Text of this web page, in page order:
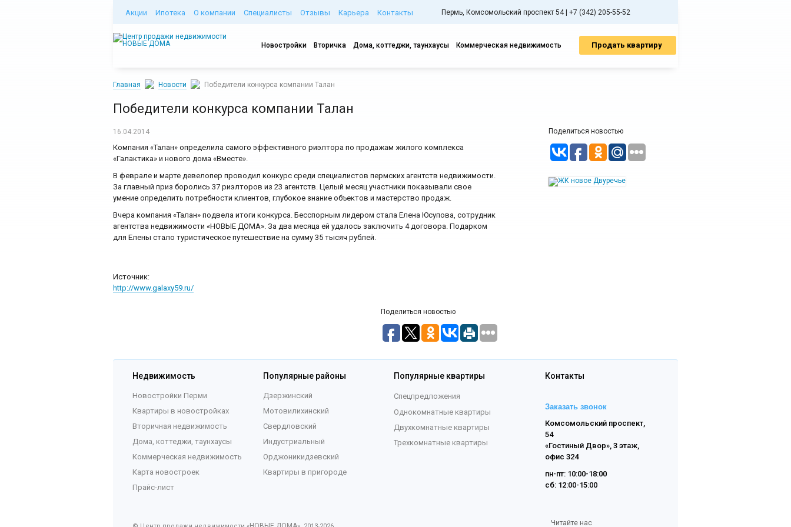
Акции Ипотека О компании Специалисты Отзывы Карьера Контакты Пермь, Комсомольский проспект 54 | +7 (342) 205-55-52
Новостройки Вторичка Дома, коттеджи, таунхаусы Коммерческая недвижимость Продать квартиру
Главная Новости Победители конкурса компании Талан
Победители конкурса компании Талан
Поделиться новостью
16.04.2014
Компания «Талан» определила самого эффективного риэлтора по продажам жилого комплекса
«Галактика» и нового дома «Вместе».
В феврале и марте девелопер проводил конкурс среди специалистов пермских агентств недвижимости.
За главный приз боролись 37 риэлторов из 23 агентств. Целый месяц участники показывали свое
умение определить потребности клиентов, глубокое знание объектов и мастерство продаж.
Вчера компания «Талан» подвела итоги конкурса. Бесспорным лидером стала Елена Юсупова, сотрудник
агентства недвижимости «НОВЫЕ ДОМА». За два месяца ей удалось заключить 4 договора. Подарком
для Елены стало туристическое путешествие на сумму 35 тысяч рублей.
Источник:
http://www.galaxy59.ru/
Поделиться новостью
Недвижимость
Новостройки Перми
Квартиры в новостройках
Вторичная недвижимость
Дома, коттеджи, таунхаусы
Коммерческая недвижимость
Карта новостроек
Прайс-лист
Популярные районы
Дзержинский
Мотовилихинский
Свердловский
Индустриальный
Орджоникидзевский
Квартиры в пригороде
Популярные квартиры
Спецпредложения
Однокомнатные квартиры
Двухкомнатные квартиры
Трехкомнатные квартиры
Контакты
Заказать звонок
Комсомольский проспект,
54
«Гостиный Двор», 3 этаж,
офис 324
пн-пт: 10:00-18:00
сб: 12:00-15:00
Читайте нас